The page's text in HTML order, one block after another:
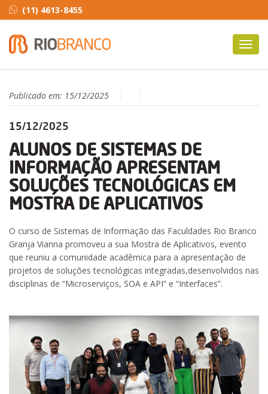
(11) 4613-8455
Publicado em: 15/12/2025
15/12/2025
ALUNOS DE SISTEMAS DE
INFORMAÇÃO APRESENTAM
SOLUÇÕES TECNOLÓGICAS EM
MOSTRA DE APLICATIVOS
O curso de Sistemas de Informação das Faculdades Rio Branco
Granja Vianna promoveu a sua Mostra de Aplicativos, evento
que reuniu a comunidade acadêmica para a apresentação de
projetos de soluções tecnológicas integradas,desenvolvidos nas
disciplinas de “Microserviços, SOA e API” e “Interfaces”.